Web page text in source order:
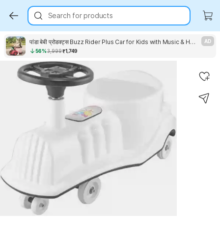
Search for products
पांडा बेबी प्रोडक्ट्स Buzz Rider Plus Car for Kids with Music & Horn गैर बैटरी संचालित राइड ऑन
56%3,999₹1,749
AD
Key Highlights